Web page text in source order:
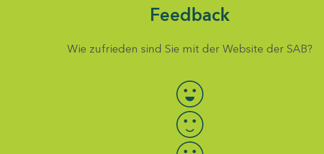
Feedback
Wie zufrieden sind Sie mit der Website der SAB?
Bewertung auswählen